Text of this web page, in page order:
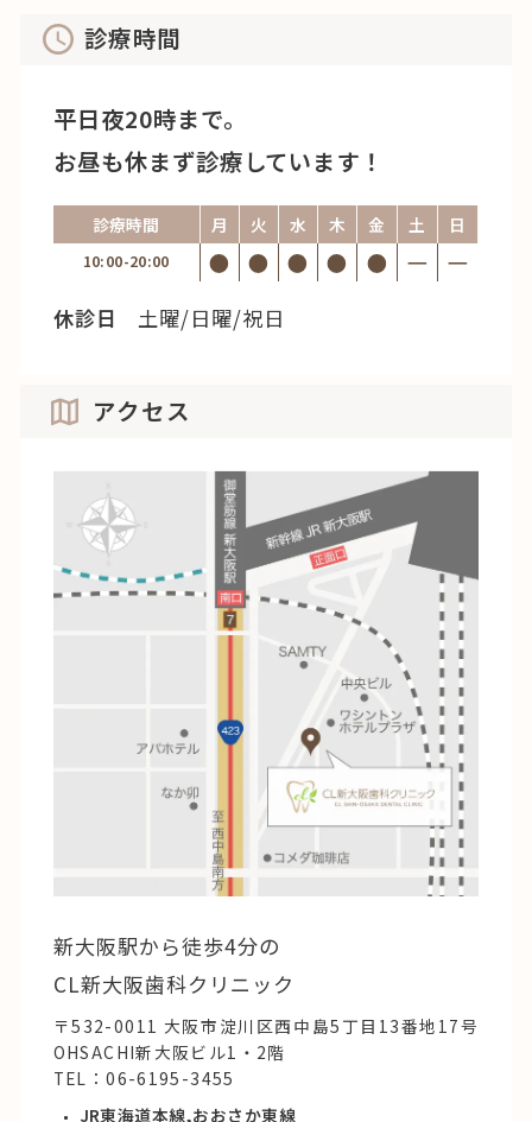
診療時間
平日夜20時まで。
お昼も休まず診療しています！
診療時間 月 火 水 木 金 土 日
10:00-20:00
休診日 土曜/日曜/祝日
アクセス
新大阪駅から徒歩4分の
CL新大阪歯科クリニック
〒532-0011 大阪市淀川区西中島5丁目13番地17号
OHSACHI新大阪ビル1・2階
TEL：06-6195-3455
JR東海道本線,おおさか東線